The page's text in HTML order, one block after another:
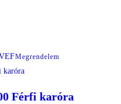
Megrendelem
Férfi karóra